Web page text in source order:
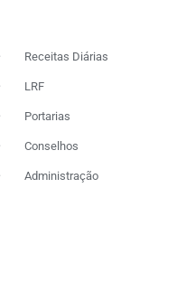
Receitas Diárias
LRF
Portarias
Conselhos
Administração